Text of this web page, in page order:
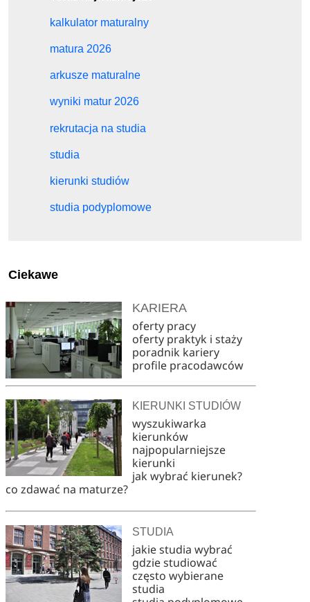
kalkulator maturalny
matura 2026
arkusze maturalne
wyniki matur 2026
rekrutacja na studia
studia
kierunki studiów
studia podyplomowe
Ciekawe
KARIERA
oferty pracy
oferty praktyk i staży
poradnik kariery
profile pracodawców
KIERUNKI STUDIÓW
wyszukiwarka
kierunków
najpopularniejsze
kierunki
jak wybrać kierunek?
co zdawać na maturze?
STUDIA
jakie studia wybrać
gdzie studiować
często wybierane
studia